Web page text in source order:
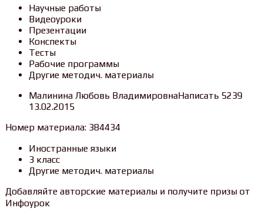
Научные работы
Видеоуроки
Презентации
Конспекты
Тесты
Рабочие программы
Другие методич. материалы
Малинина Любовь ВладимировнаНаписать 5239
13.02.2015
Номер материала: 384434
Иностранные языки
3 класс
Другие методич. материалы
Добавляйте авторские материалы и получите призы от
Инфоурок